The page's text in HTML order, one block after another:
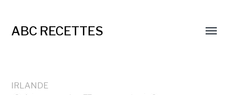
ABC RECETTES
IRLANDE